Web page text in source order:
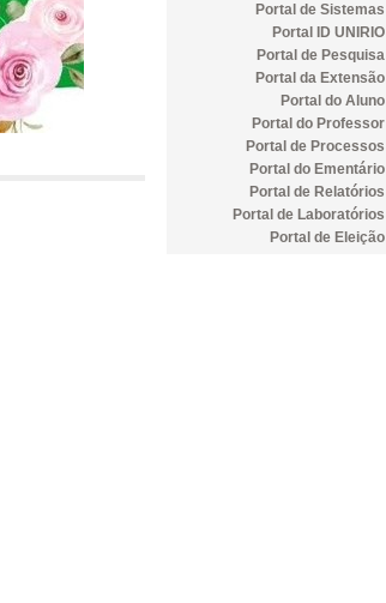
Portal de Sistemas
Portal ID UNIRIO
Portal de Pesquisa
Portal da Extensão
Portal do Aluno
Portal do Professor
Portal de Processos
Portal do Ementário
Portal de Relatórios
Portal de Laboratórios
Portal de Eleição